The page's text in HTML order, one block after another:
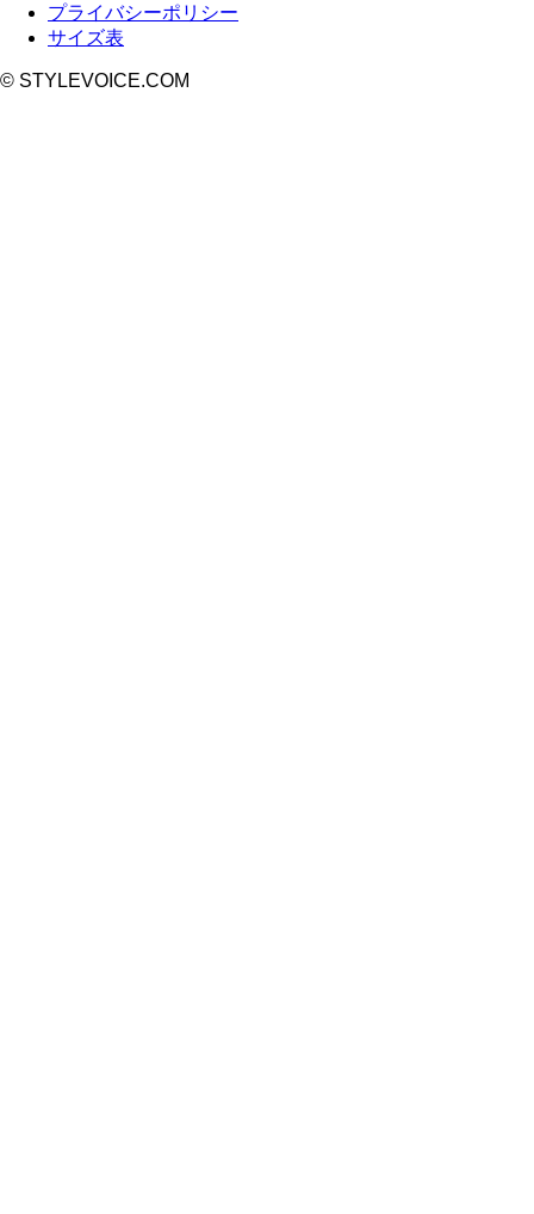
プライバシーポリシー
サイズ表
© STYLEVOICE.COM